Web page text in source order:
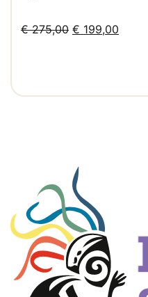
€275,00 Oorspronkelijke
€ 199,00